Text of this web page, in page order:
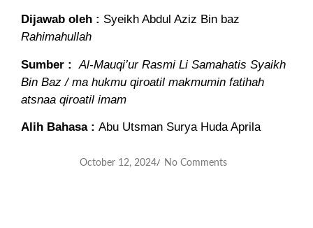
Dijawab oleh : Syeikh Abdul Aziz Bin baz
Rahimahullah
Sumber :
Al-Mauqi’ur Rasmi Li Samahatis Syaikh
Bin Baz / ma hukmu qiroatil makmumin fatihah
atsnaa qiroatil imam
Alih Bahasa : Abu Utsman Surya Huda Aprila
October 12, 2024/ No Comments